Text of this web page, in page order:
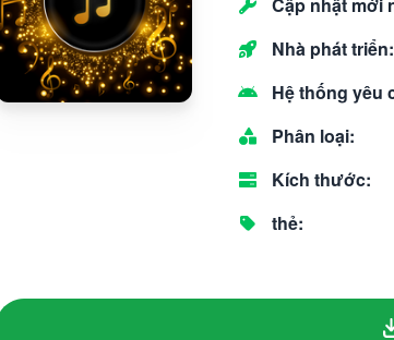
Nhà phát triển:
Hệ thống yêu
Phân loại:
Kích thước:
thẻ: